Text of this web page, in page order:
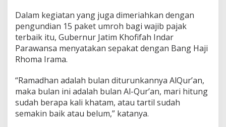
Dalam kegiatan yang juga dimeriahkan dengan
pengundian 15 paket umroh bagi wajib pajak
terbaik itu, Gubernur Jatim Khofifah Indar
Parawansa menyatakan sepakat dengan Bang Haji
Rhoma Irama.
“Ramadhan adalah bulan diturunkannya AlQur’an,
maka bulan ini adalah bulan Al-Qur’an, mari hitung
sudah berapa kali khatam, atau tartil sudah
semakin baik atau belum,” katanya.